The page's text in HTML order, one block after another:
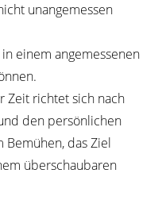
unangemessen
einem angemessenen
Zeit richtet sich nach
den persönlichen
Bemühen, das Ziel
überschaubaren